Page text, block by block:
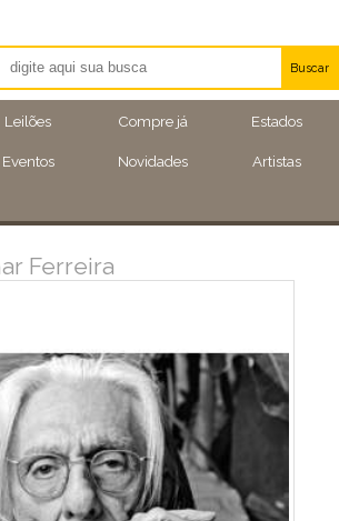
Leilões Compre já Estados
Eventos Novidades Artistas
Buscar
Artistas
Eventos
Ferreira